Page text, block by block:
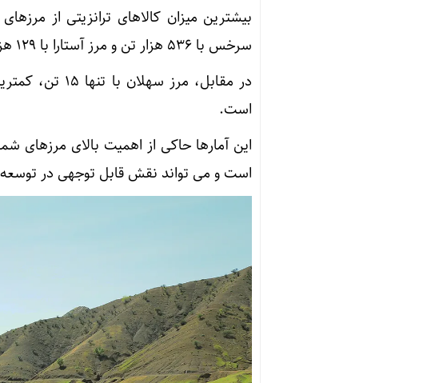
بیشترین میزان کالاهای ترانزیتی از
سرخس با ۵۳۶ هزار تن و مرز آستارا با ۱۲۹ هزار تن بیشترین حجم را داشته‌اند.
در مقابل،
است.
این آمارها حاکی از اهمیت بالای مرزهای
است و می تواند نقش قابل توجهی در توسعه